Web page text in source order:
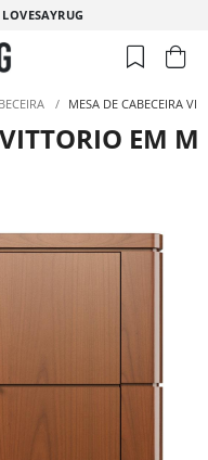
LOVESAYRUG
/ MESA DE CABECEIRA
EM